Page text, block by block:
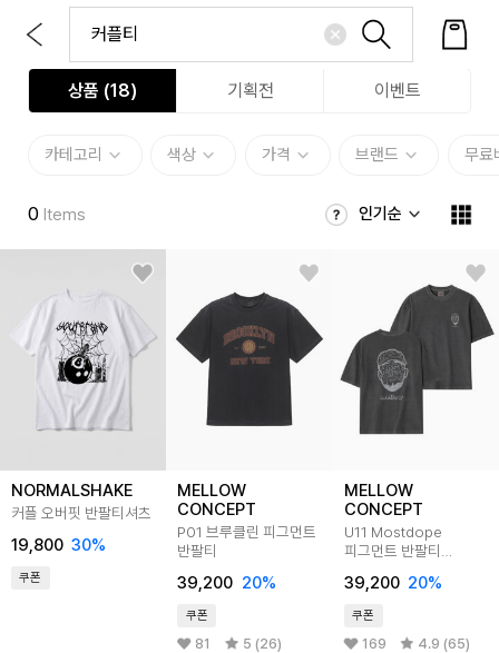
상품 (18) 기획전 이벤트
카테고리 색상 가격 브랜드 무료
0 Items 인기순
NORMALSHAKE
커플 오버핏 반팔티셔츠
19,800 30%
쿠폰
MELLOW
CONCEPT
P01 브루클린 피그먼트
반팔티
39,200 20%
쿠폰
81 5 (26)
MELLOW
CONCEPT
U11 Mostdope
피그먼트 반팔티
39,200 20%
쿠폰
169 4.9 (65)